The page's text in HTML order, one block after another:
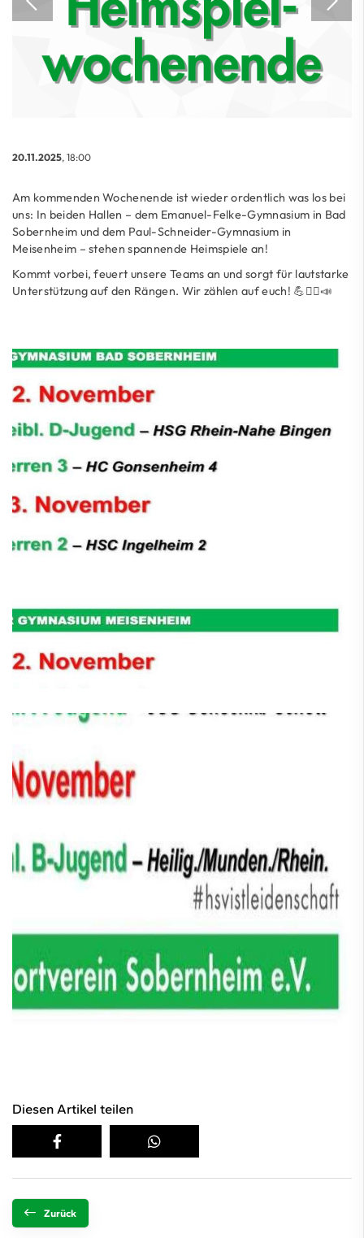
20.11.2025, 18:00
Am kommenden Wochenende ist wieder ordentlich was los bei
uns: In beiden Hallen – dem Emanuel-Felke-Gymnasium in Bad
Sobernheim und dem Paul-Schneider-Gymnasium in
Meisenheim – stehen spannende Heimspiele an!
Kommt vorbei, feuert unsere Teams an und sorgt für lautstarke
Unterstützung auf den Rängen. Wir zählen auf euch! 💪🤾‍♂️📣
Diesen Artikel teilen
Zurück